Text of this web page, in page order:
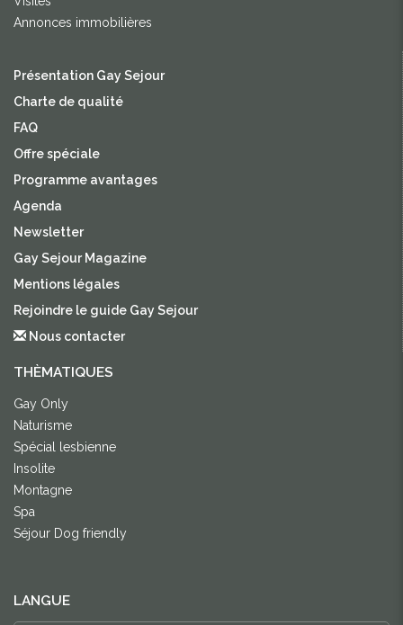
Annonces immobilières
Présentation Gay Sejour
Charte de qualité
FAQ
Offre spéciale
Programme avantages
Agenda
Newsletter
Gay Sejour Magazine
Mentions légales
Rejoindre le guide Gay Sejour
Nous contacter
THÈMATIQUES
Gay Only
Naturisme
Spécial lesbienne
Insolite
Montagne
Spa
Séjour Dog friendly
LANGUE